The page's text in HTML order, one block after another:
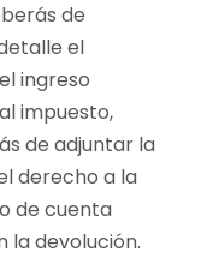
de
el
ingreso
impuesto,
de adjuntar la
derecho a la
de cuenta
la devolución.